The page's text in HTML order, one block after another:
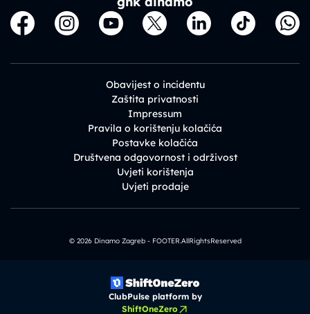
Obavijest o incidentu
Zaštita privatnosti
Impressum
Pravila o korištenju kolačića
Postavke kolačića
Društvena odgovornost i održivost
Uvjeti korištenja
Uvjeti prodaje
© 2026 Dinamo Zagreb - FOOTER.AllRightsReserved
ClubPulse platform by
ShiftOneZero